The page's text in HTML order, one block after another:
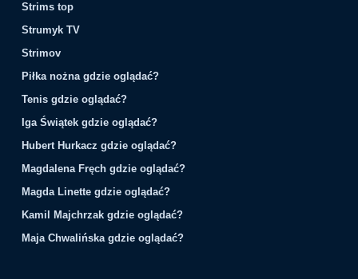
Strims top
Strumyk TV
Strimov
Piłka nożna gdzie oglądać?
Tenis gdzie oglądać?
Iga Świątek gdzie oglądać?
Hubert Hurkacz gdzie oglądać?
Magdalena Fręch gdzie oglądać?
Magda Linette gdzie oglądać?
Kamil Majchrzak gdzie oglądać?
Maja Chwalińska gdzie oglądać?